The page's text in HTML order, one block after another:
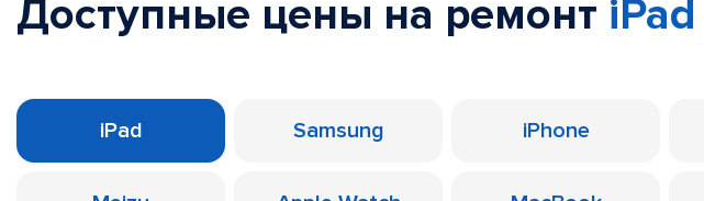
Доступные цены на ремонт iPad
iPad Samsung iPhone